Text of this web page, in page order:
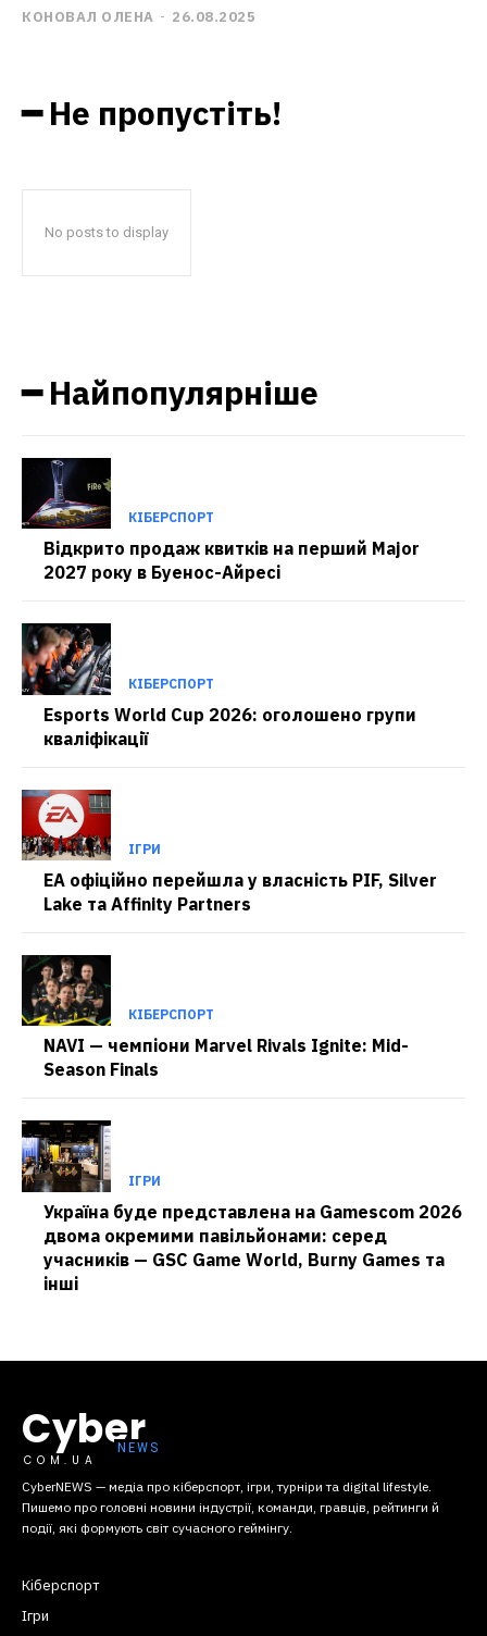
КОНОВАЛ ОЛЕНА - 26.08.2025
━ Не пропустіть!
No posts to display
━ Найпопулярніше
КІБЕРСПОРТ
Відкрито продаж квитків на перший Major
2027 року в Буенос-Айресі
КІБЕРСПОРТ
Esports World Cup 2026: оголошено групи
кваліфікації
ІГРИ
EA офіційно перейшла у власність PIF, Silver
Lake та Affinity Partners
КІБЕРСПОРТ
NAVI — чемпіони Marvel Rivals Ignite: Mid-
Season Finals
ІГРИ
Україна буде представлена на Gamescom 2026
двома окремими павільйонами: серед
учасників — GSC Game World, Burny Games та
інші
Cyber
COM.UA
CyberNEWS — медіа про кіберспорт, ігри, турніри та digital lifestyle.
Пишемо про головні новини індустрії, команди, гравців, рейтинги й
події, які формують світ сучасного геймінгу.
Кіберспорт
Ігри